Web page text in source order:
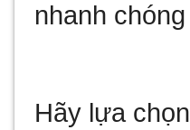
nhanh
Hãy lựa chọn